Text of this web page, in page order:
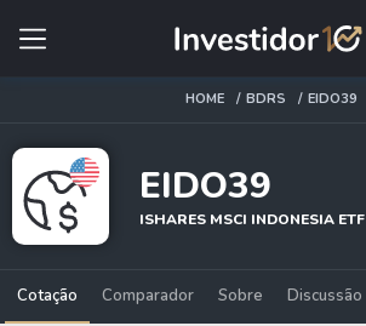
HOME BDRS EIDO39
EIDO39
ISHARES MSCI INDONESIA ETF
Cotação Comparador Sobre Discussão